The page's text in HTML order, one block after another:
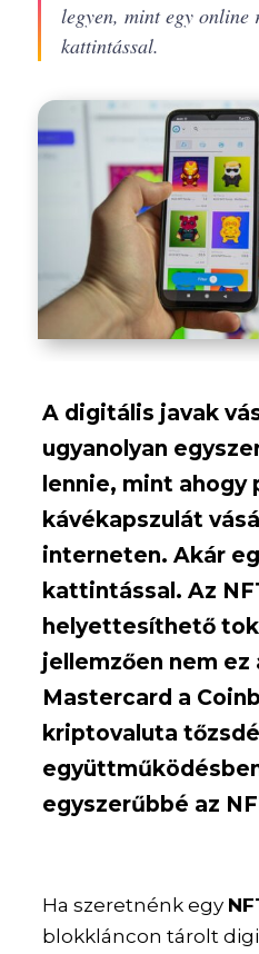
legyen, mint egy online
kattintással.
A digitális javak
ugyanolyan
lennie, mint ahogy
kávékapszulát
interneten. Akár
kattintással. Az
helyettesíthető
jellemzően nem ez
Mastercard a
kriptovaluta
egyszerűbbé az
Ha szeretnénk egy
blokkláncon tárolt